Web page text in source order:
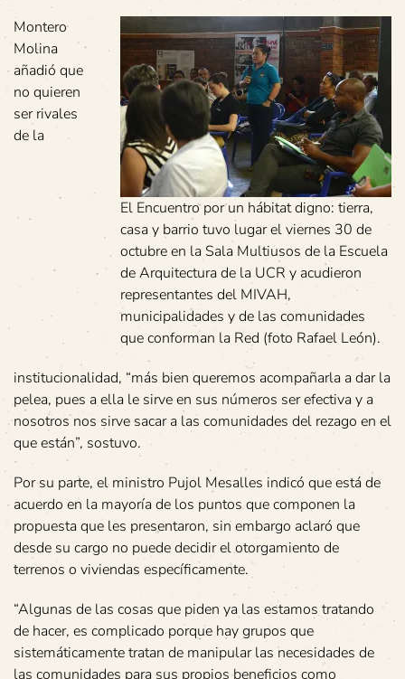
El Encuentro por un hábitat digno: tierra,
casa y barrio tuvo lugar el viernes 30 de
octubre en la Sala Multiusos de la Escuela
de Arquitectura de la UCR y acudieron
representantes del MIVAH,
municipalidades y de las comunidades
que conforman la Red (foto Rafael León).
Montero
Molina
añadió que
no quieren
ser rivales
de la
institucionalidad, “más bien queremos acompañarla a dar la
pelea, pues a ella le sirve en sus números ser efectiva y a
nosotros nos sirve sacar a las comunidades del rezago en el
que están”, sostuvo.
Por su parte, el ministro Pujol Mesalles indicó que está de
acuerdo en la mayoría de los puntos que componen la
propuesta que les presentaron, sin embargo aclaró que
desde su cargo no puede decidir el otorgamiento de
terrenos o viviendas específicamente.
“Algunas de las cosas que piden ya las estamos tratando
de hacer, es complicado porque hay grupos que
sistemáticamente tratan de manipular las necesidades de
las comunidades para sus propios beneficios como